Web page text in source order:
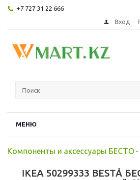
+7 727 31 22 666
Вход
МЕНЮ
Компоненты и аксессуары БЕСТО -
IKEA 50299333 BESTÅ